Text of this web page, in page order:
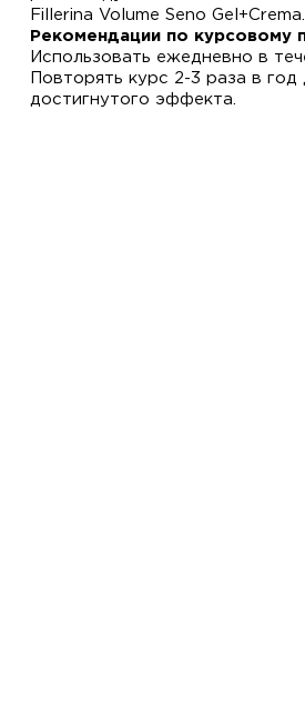
Fillerina Volume Seno Gel+Crema.
Рекомендации по курсовому
Использовать ежедневно в
Повторять курс 2-3 раза в
достигнутого эффекта.